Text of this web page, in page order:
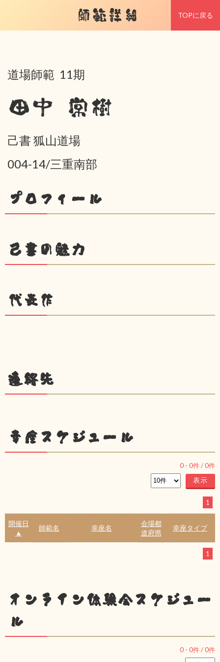
師範詳細 TOPに戻る
道場師範 11期
田中 常樹
己書 狐山道場
004-14/三重南部
プロフィール
己書の魅力
代表作
連絡先
幸座スケジュール
0 - 0件 /0件
1
開催日
▲
師範名 幸座名
会場都
道府県
幸座タイプ
1
オンライン体験会スケジュー
ル
0 - 0件 /0件